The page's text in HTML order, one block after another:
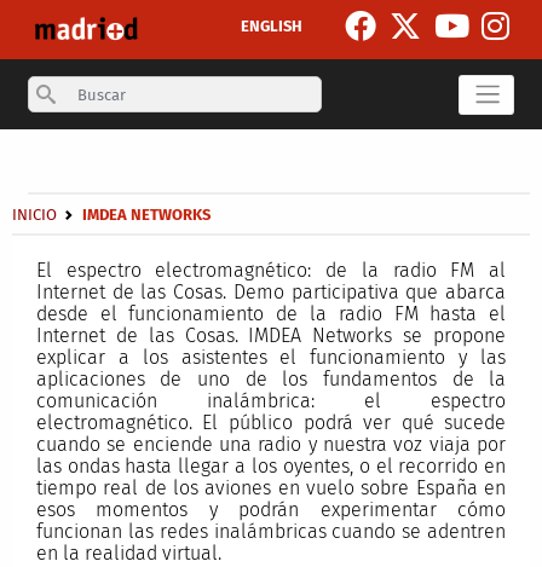
ENGLISH
Search
Sobrescribir enlaces de ayuda a la navegación
INICIO IMDEA NETWORKS
El espectro electromagnético: de la radio FM al
Internet de las Cosas. Demo participativa que abarca
desde el funcionamiento de la radio FM hasta el
Internet de las Cosas. IMDEA Networks se propone
explicar a los asistentes el funcionamiento y las
aplicaciones de uno de los fundamentos de la
comunicación inalámbrica: el espectro
electromagnético. El público podrá ver qué sucede
cuando se enciende una radio y nuestra voz viaja por
las ondas hasta llegar a los oyentes, o el recorrido en
tiempo real de los aviones en vuelo sobre España en
esos momentos y podrán experimentar cómo
funcionan las redes inalámbricas cuando se adentren
en la realidad virtual.